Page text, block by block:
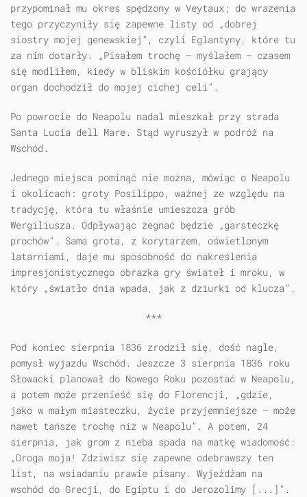
przypominał mu okres spędzony w Veytaux; do wrażenia
tego przyczyniły się zapewne listy od „dobrej
siostry mojej genewskiej”, czyli Eglantyny, które tu
za nim dotarły. „Pisałem trochę — myślałem — czasem
się modliłem, kiedy w bliskim kościółku grający
organ dochodził do mojej cichej celi”.
Po powrocie do Neapolu nadal mieszkał przy strada
Santa Lucia dell Mare. Stąd wyruszył w podróż na
Wschód.
Jednego miejsca pominąć nie można, mówiąc o Neapolu
i okolicach: groty Posilippo, ważnej ze względu na
tradycję, która tu właśnie umieszcza grób
Wergiliusza. Odpływając żegnać będzie „garsteczkę
prochów”. Sama grota, z korytarzem, oświetlonym
latarniami, daje mu sposobność do nakreślenia
impresjonistycznego obrazka gry świateł i mroku, w
który „światło dnia wpada, jak z dziurki od klucza”.
***
Pod koniec sierpnia 1836 zrodził się, dość nagle,
pomysł wyjazdu Wschód. Jeszcze 3 sierpnia 1836 roku
Słowacki planował do Nowego Roku pozostać w Neapolu,
a potem może przenieść się do Florencji, „gdzie,
jako w małym miasteczku, życie przyjemniejsze — może
nawet tańsze trochę niż w Neapolu”. A potem, 24
sierpnia, jak grom z nieba spada na matkę wiadomość:
„Droga moja! Zdziwisz się zapewne odebrawszy ten
list, na wsiadaniu prawie pisany. Wyjeżdżam na
wschód do Grecji, do Egiptu i do Jerozolimy [...]”.